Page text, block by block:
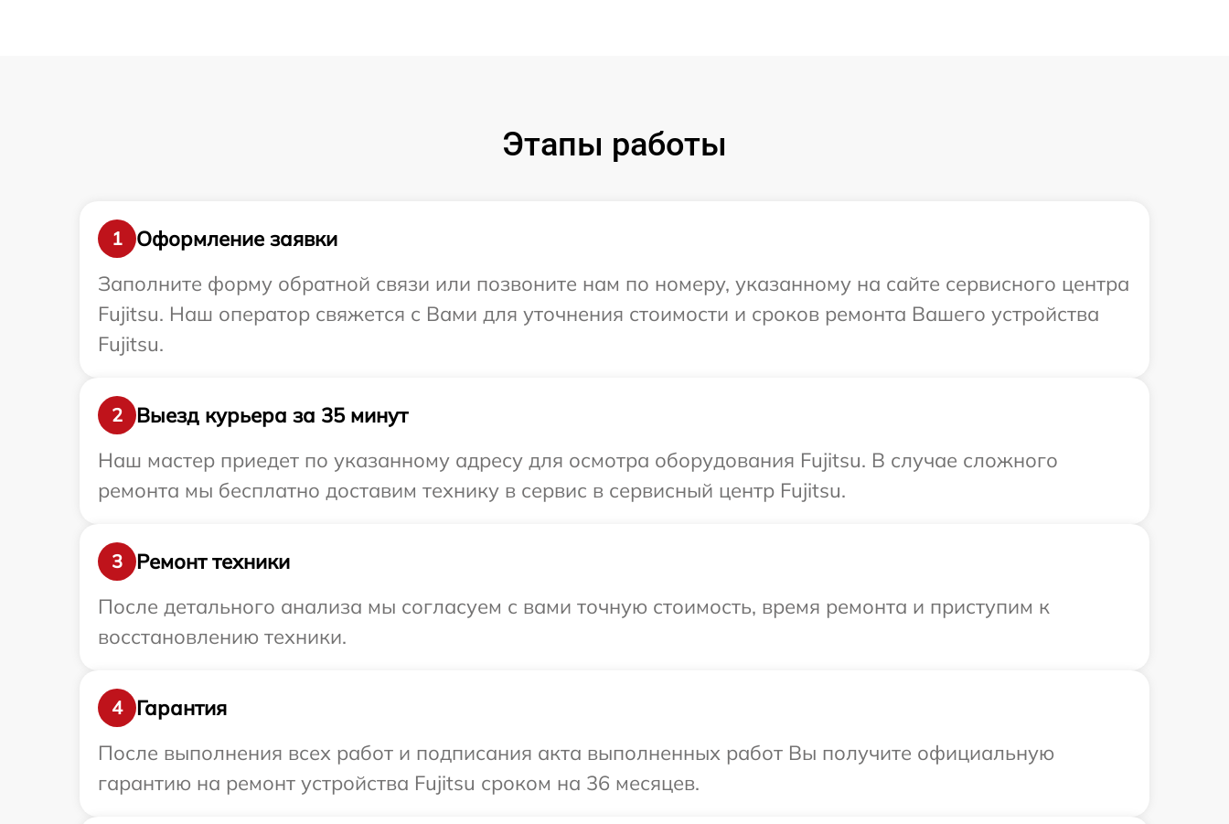
Этапы работы
1
Оформление заявки
Заполните форму обратной связи или позвоните нам по номеру, указанному на сайте сервисного центра
Fujitsu. Наш оператор свяжется с Вами для уточнения стоимости и сроков ремонта Вашего устройства
Fujitsu.
2
Выезд курьера за 35 минут
Наш мастер приедет по указанному адресу для осмотра оборудования Fujitsu. В случае сложного
ремонта мы бесплатно доставим технику в сервис в сервисный центр Fujitsu.
3
Ремонт техники
После детального анализа мы согласуем с вами точную стоимость, время ремонта и приступим к
восстановлению техники.
4
Гарантия
После выполнения всех работ и подписания акта выполненных работ Вы получите официальную
гарантию на ремонт устройства Fujitsu сроком на 36 месяцев.